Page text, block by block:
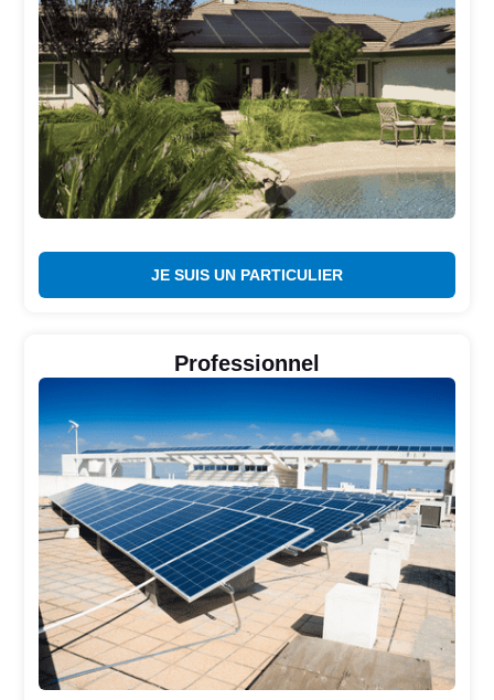
JE SUIS UN PARTICULIER
Professionnel